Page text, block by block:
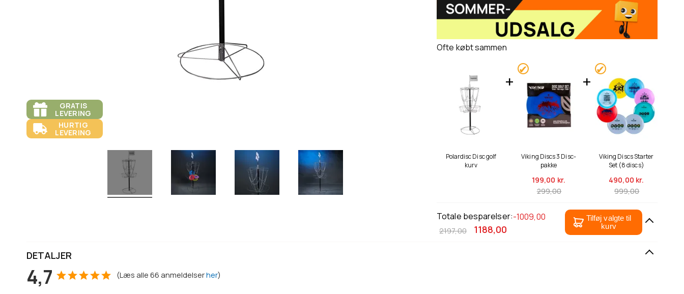
GRATIS
LEVERING
HURTIG
LEVERING
Ofte købt sammen
Polardisc Disc golf
kurv
Viking Discs 3 Disc-
pakke
199,00 kr.
299,00
Viking Discs Starter
Set (8 discs)
490,00 kr.
999,00
Tilføj valgte til
kurv
Totale besparelser:-1009,00
1188,00
2197,00
DETALJER
4,7 (Læs alle66anmeldelserher)